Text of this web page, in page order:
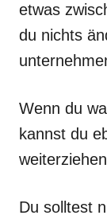
etwas
du nichts
Wenn du
kannst du
Du solltest